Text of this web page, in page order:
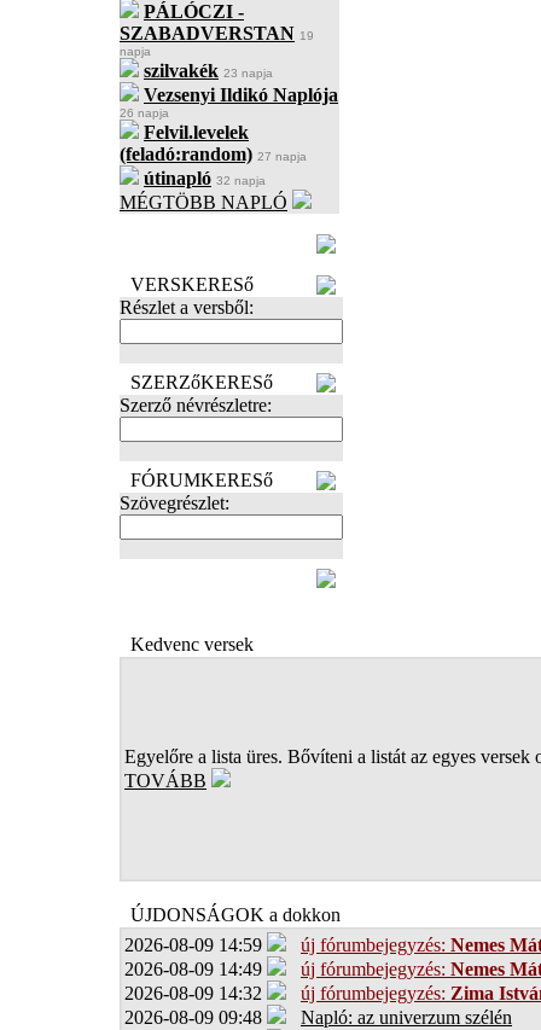
PÁLÓCZI -
SZABADVERSTAN 19
napja
szilvakék 23 napja
Vezsenyi Ildikó Naplója
26 napja
Felvil.levelek
(feladó:random) 27 napja
útinapló 32 napja
MÉGTÖBB NAPLÓ
VERSKERESő
Részlet a versből:
SZERZőKERESő
Szerző névrészletre:
FÓRUMKERESő
Szövegrészlet:
Kedvenc versek
Egyelőre a lista üres. Bővíteni a listát az egyes versek
TOVÁBB
ÚJDONSÁGOK a dokkon
2026-08-09 14:59
új fórumbejegyzés: Nemes
2026-08-09 14:49
új fórumbejegyzés: Nemes
2026-08-09 14:32
új fórumbejegyzés: Zima
2026-08-09 09:48
Napló: az univerzum szélén